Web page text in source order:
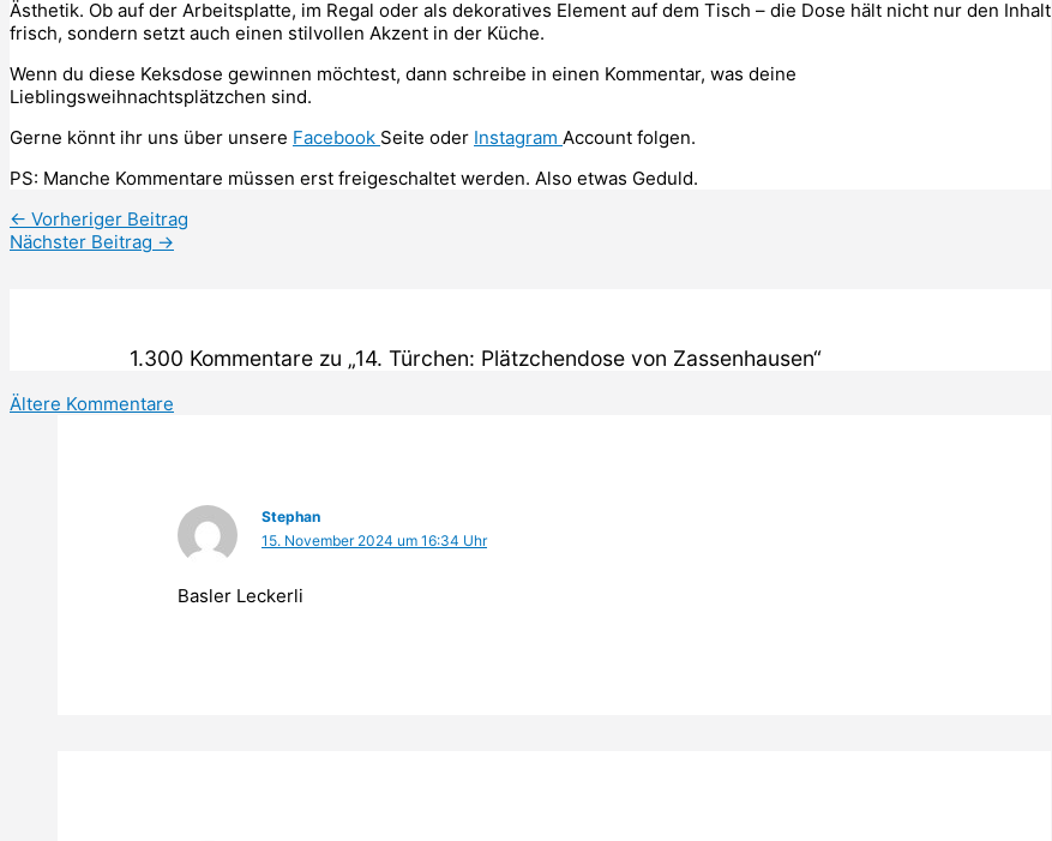
Ästhetik. Ob auf der Arbeitsplatte, im Regal oder als dekoratives Element auf dem Tisch – die Dose hält nicht nur den Inhalt
frisch, sondern setzt auch einen stilvollen Akzent in der Küche.
Wenn du diese Keksdose gewinnen möchtest, dann schreibe in einen Kommentar, was deine
Lieblingsweihnachtsplätzchen sind.
Gerne könnt ihr uns über unsere Facebook Seite oder Instagram Account folgen.
PS: Manche Kommentare müssen erst freigeschaltet werden. Also etwas Geduld.
← Vorheriger Beitrag
Nächster Beitrag →
1.300 Kommentare zu „14. Türchen: Plätzchendose von Zassenhausen“
Neuere
Ältere Kommentare
Stephan
15. November 2024 um 16:34 Uhr
Basler Leckerli